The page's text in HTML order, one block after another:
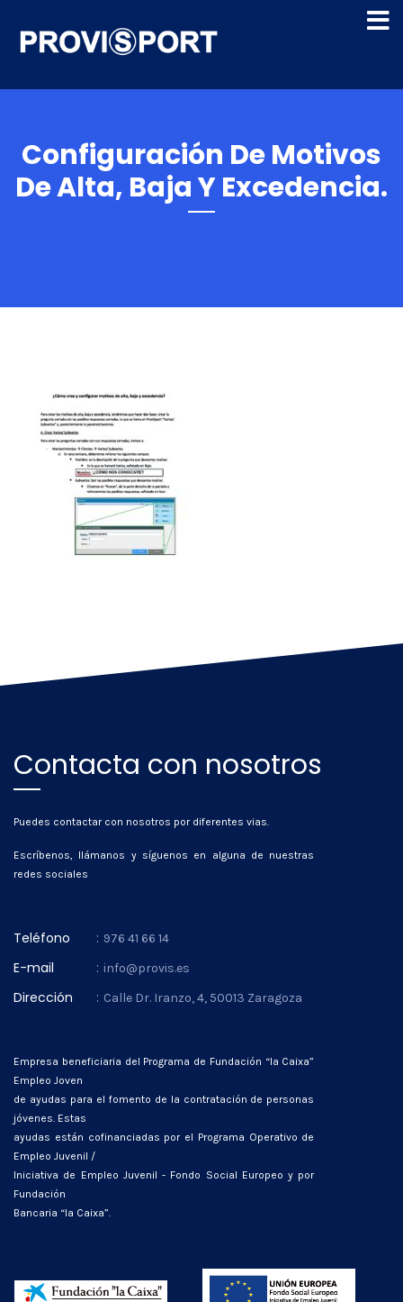
Configuración De Motivos
De Alta, Baja Y Excedencia.
Contacta con nosotros
Puedes contactar con nosotros por diferentes vias.
Escríbenos, llámanos y síguenos en alguna de nuestras
redes sociales
Teléfono : 976 41 66 14
E-mail : info@provis.es
Dirección : Calle Dr. Iranzo, 4, 50013 Zaragoza
Empresa beneficiaria del Programa de Fundación “la Caixa”
Empleo Joven
de ayudas para el fomento de la contratación de personas
jóvenes. Estas
ayudas están cofinanciadas por el Programa Operativo de
Empleo Juvenil /
Iniciativa de Empleo Juvenil - Fondo Social Europeo y por
Fundación
Bancaria “la Caixa”.